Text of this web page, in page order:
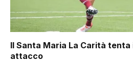
Il Santa Maria La Carità tenta
attacco